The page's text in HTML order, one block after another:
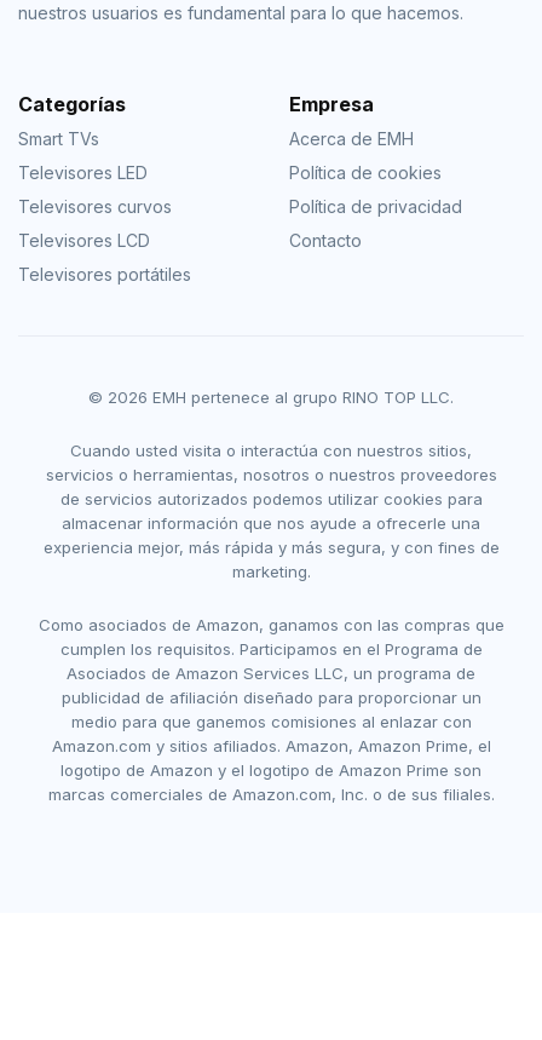
nuestros usuarios es fundamental para lo que hacemos.
Categorías
Smart TVs
Televisores LED
Televisores curvos
Televisores LCD
Televisores portátiles
Empresa
Acerca de EMH
Política de cookies
Política de privacidad
Contacto
© 2026 EMH pertenece al grupo RINO TOP LLC.
Cuando usted visita o interactúa con nuestros sitios,
servicios o herramientas, nosotros o nuestros proveedores
de servicios autorizados podemos utilizar cookies para
almacenar información que nos ayude a ofrecerle una
experiencia mejor, más rápida y más segura, y con fines de
marketing.
Como asociados de Amazon, ganamos con las compras que
cumplen los requisitos. Participamos en el Programa de
Asociados de Amazon Services LLC, un programa de
publicidad de afiliación diseñado para proporcionar un
medio para que ganemos comisiones al enlazar con
Amazon.com y sitios afiliados. Amazon, Amazon Prime, el
logotipo de Amazon y el logotipo de Amazon Prime son
marcas comerciales de Amazon.com, Inc. o de sus filiales.